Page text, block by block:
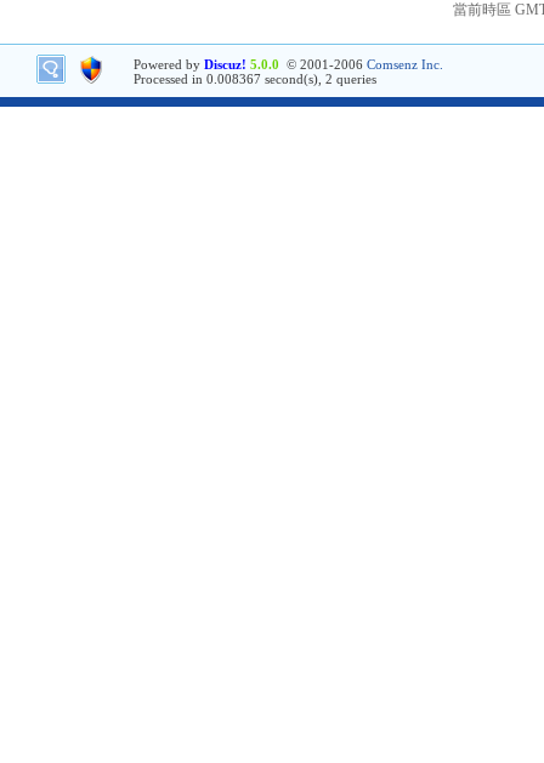
當前時區
Powered by Discuz! 5.0.0 © 2001-2006 Comsenz Inc.
Processed in 0.008367 second(s), 2 queries